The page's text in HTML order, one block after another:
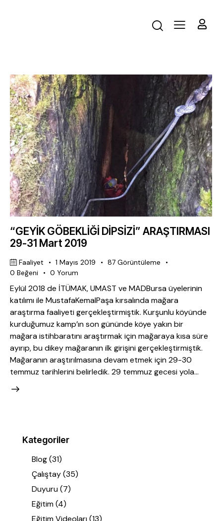
“GEYİK GÖBEKLİĞİ DİPSİZİ” ARAŞTIRMASI
29-31 Mart 2019
Faaliyet 1 Mayıs 2019 87 Görüntüleme
0 Beğeni 0 Yorum
Eylül 2018 de İTÜMAK, UMAST ve MADBursa üyelerinin
katılımı ile MustafaKemalPaşa kırsalında mağara
araştırma faaliyeti gerçekleştirmiştik. Kurşunlu köyünde
kurduğumuz kamp’ın son gününde köye yakın bir
mağara istihbaratını araştırmak için mağaraya kısa süre
ayırıp, bu dikey mağaranın ilk girişini gerçekleştirmiştik.
Mağaranın araştırılmasına devam etmek için 29-30
temmuz tarihlerini belirledik. 29 temmuz gecesi yola…
Kategoriler
Blog(31)
Çalıştay(35)
Duyuru(7)
Eğitim(4)
Eğitim Videoları(13)